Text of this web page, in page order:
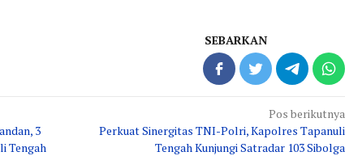
SEBARKAN
3
Tengah
Pos berikutnya
Perkuat Sinergitas TNI-Polri, Kapolres Tapanuli
Tengah Kunjungi Satradar 103 Sibolga